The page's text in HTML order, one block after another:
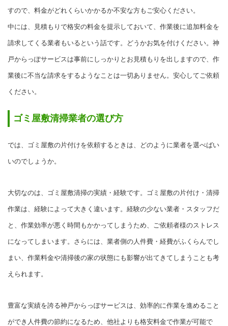
すので、料金がどれくらいかかるか不安な方もご安心ください。
中には、見積もりで格安の料金を提示しておいて、作業後に追加料金を
請求してくる業者もいるという話です。どうかお気を付けください。神
戸からっぽサービスは事前にしっかりとお見積もりを出しますので、作
業後に不当な請求をするようなことは一切ありません。安心してご依頼
ください。
ゴミ屋敷清掃業者の選び方
では、ゴミ屋敷の片付けを依頼するときは、どのように業者を選べばい
いのでしょうか。
大切なのは、ゴミ屋敷清掃の実績・経験です。ゴミ屋敷の片付け・清掃
作業は、経験によって大きく違います。経験の少ない業者・スタッフだ
と、作業効率が悪く時間もかかってしまうため、ご依頼者様のストレス
になってしまいます。さらには、業者側の人件費・経費がふくらんでし
まい、作業料金や清掃後の家の状態にも影響が出てきてしまうことも考
えられます。
豊富な実績を誇る神戸からっぽサービスは、効率的に作業を進めること
ができ人件費の節約になるため、他社よりも格安料金で作業が可能で